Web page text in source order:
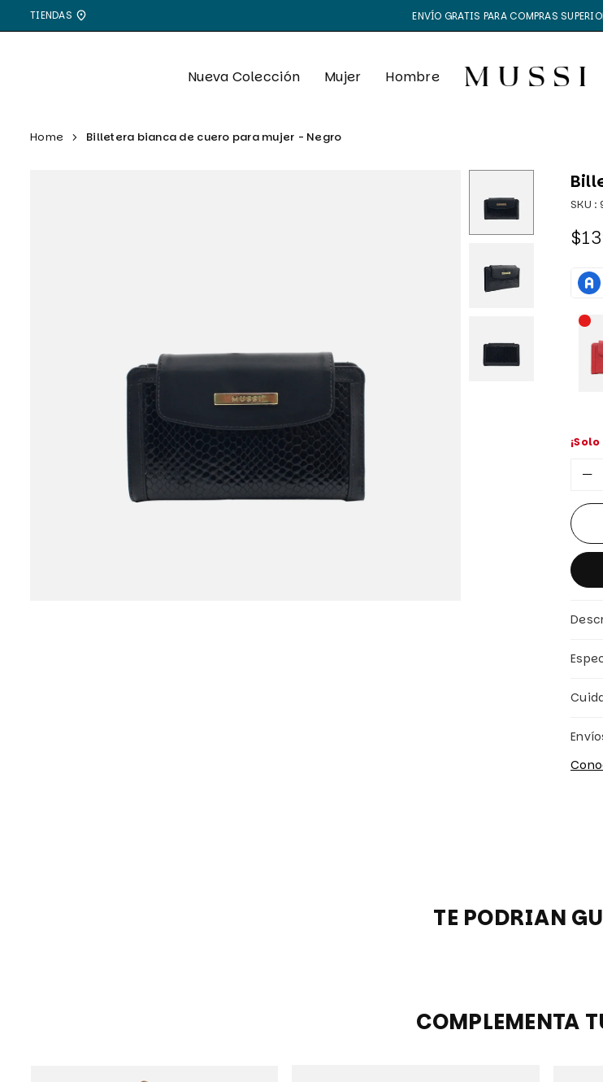
directamente
TIENDAS ENVÍO GRATIS PARA COMPRAS
Nueva Colección Mujer Hombre
Home Billetera bianca de cuero para mujer - Negro
SKU :
TE PODRIAN
COMPLEMENTA